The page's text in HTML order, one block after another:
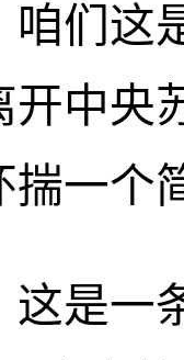
咱们这
开中央
揣一个
一条